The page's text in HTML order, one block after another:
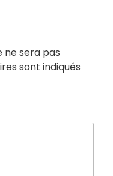
ne sera pas
sont indiqués